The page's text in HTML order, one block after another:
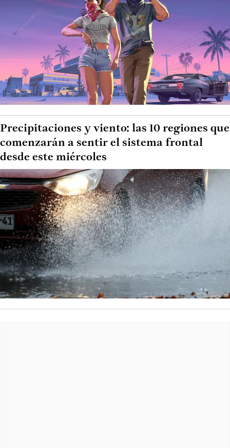
Precipitaciones y viento: las 10 regiones que
comenzarán a sentir el sistema frontal
desde este miércoles